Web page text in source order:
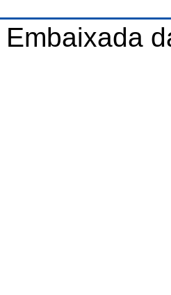
Embaixada